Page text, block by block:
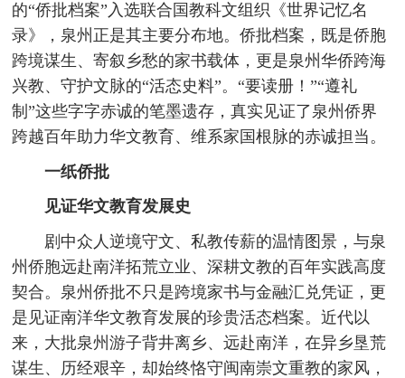
的“侨批档案”入选联合国教科文组织《世界记忆名
录》，泉州正是其主要分布地。侨批档案，既是侨胞
跨境谋生、寄叙乡愁的家书载体，更是泉州华侨跨海
兴教、守护文脉的“活态史料”。“要读册！”“遵礼
制”这些字字赤诚的笔墨遗存，真实见证了泉州侨界
跨越百年助力华文教育、维系家国根脉的赤诚担当。
一纸侨批
见证华文教育发展史
剧中众人逆境守文、私教传薪的温情图景，与泉
州侨胞远赴南洋拓荒立业、深耕文教的百年实践高度
契合。泉州侨批不只是跨境家书与金融汇兑凭证，更
是见证南洋华文教育发展的珍贵活态档案。近代以
来，大批泉州游子背井离乡、远赴南洋，在异乡垦荒
谋生、历经艰辛，却始终恪守闽南崇文重教的家风，